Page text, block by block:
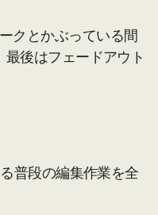
クとかぶっている間
後はフェードアウト
普段の編集作業を全